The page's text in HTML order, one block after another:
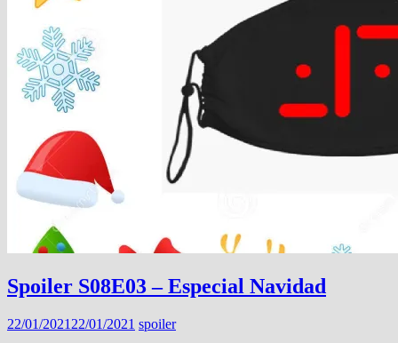
Spoiler S08E03 – Especial Navidad
22/01/2021 22/01/2021 spoiler